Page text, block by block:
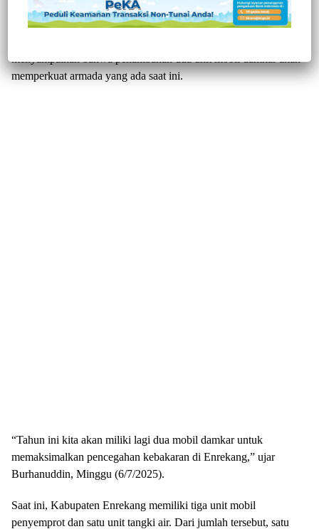
Kepala Satuan Polisi Pamong Praja, Pemadam Kebakaran dan
memperkuat armada yang ada saat ini.
“Tahun ini kita akan miliki lagi dua mobil damkar untuk
memaksimalkan pencegahan kebakaran di Enrekang,” ujar
Burhanuddin, Minggu (6/7/2025).
Saat ini, Kabupaten Enrekang memiliki tiga unit mobil
penyemprot dan satu unit tangki air. Dari jumlah tersebut, satu